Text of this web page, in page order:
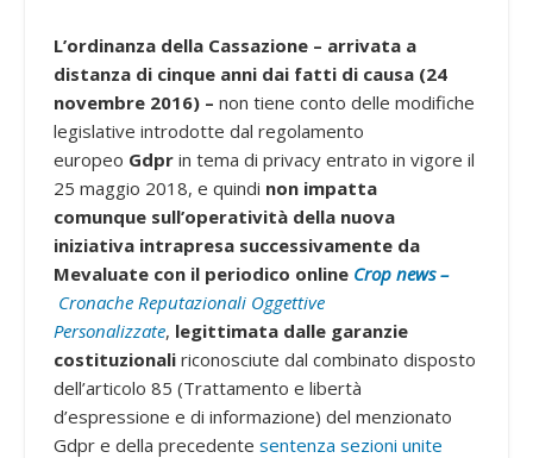
L’ordinanza della Cassazione – arrivata a
distanza di cinque anni dai fatti di causa (24
novembre 2016) – non tiene conto delle modifiche
legislative introdotte dal regolamento
europeo Gdpr in tema di privacy entrato in vigore il
25 maggio 2018, e quindi non impatta
comunque sull’operatività della nuova
iniziativa intrapresa successivamente da
Mevaluate con il periodico online Crop news –
Cronache Reputazionali Oggettive
Personalizzate, legittimata dalle garanzie
costituzionali riconosciute dal combinato disposto
dell’articolo 85 (Trattamento e libertà
d’espressione e di informazione) del menzionato
Gdpr e della precedente sentenza sezioni unite